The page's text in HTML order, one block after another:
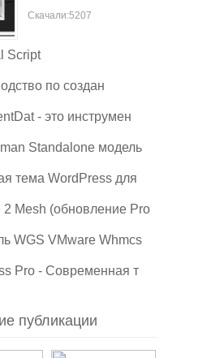
Скачали:5207
Script
по создан
- это инструмен
Standalone модель
тема WordPress для
2 Mesh (обновление Pro
WGS VMware Whmcs
Pro - Современная т
публикации